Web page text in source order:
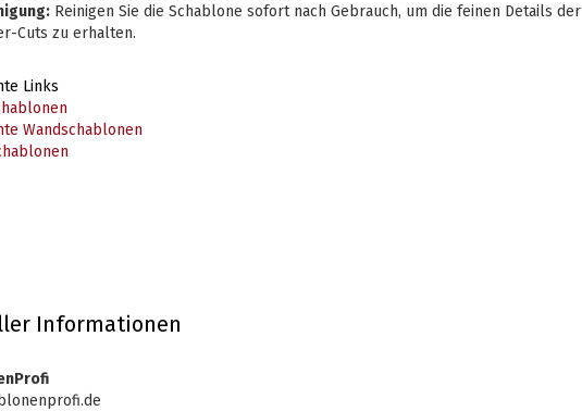
Reinigen Sie die Schablone sofort nach Gebrauch, um die feinen Details der
Cuts zu erhalten.
Links
Wandschablonen
Informationen